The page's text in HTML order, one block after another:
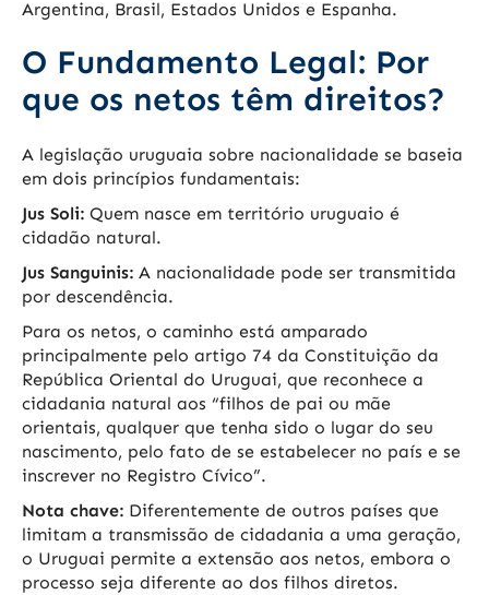
Argentina, Brasil, Estados Unidos e Espanha.
O Fundamento Legal: Por
que os netos têm direitos?
A legislação uruguaia sobre nacionalidade se baseia
em dois princípios fundamentais:
Jus Soli: Quem nasce em território uruguaio é
cidadão natural.
Jus Sanguinis: A nacionalidade pode ser transmitida
por descendência.
Para os netos, o caminho está amparado
principalmente pelo artigo 74 da Constituição da
República Oriental do Uruguai, que reconhece a
cidadania natural aos “filhos de pai ou mãe
orientais, qualquer que tenha sido o lugar do seu
nascimento, pelo fato de se estabelecer no país e se
inscrever no Registro Cívico”.
Nota chave: Diferentemente de outros países que
limitam a transmissão de cidadania a uma geração,
o Uruguai permite a extensão aos netos, embora o
processo seja diferente ao dos filhos diretos.